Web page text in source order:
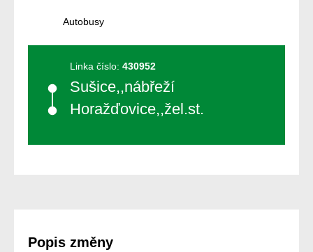
Autobusy
Linka číslo: 430952
Sušice,,nábřeží
Horažďovice,,žel.st.
Popis změny